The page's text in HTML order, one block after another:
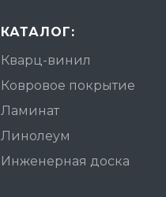
КАТАЛОГ:
Кварц-винил
Ковровое покрытие
Ламинат
Линолеум
Инженерная доска